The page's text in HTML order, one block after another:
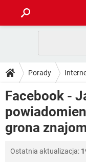
GRY
SPOTIFY
INSTAGRAM
WINDOWS 10
PORADY
PlayStation
GRY
INSTAGRAM
WINDOWS 10
DO POBRANIA
ANDROID
GRY
FORUM
COVID-19
GRY
Porady
Facebook -
grona
Ostatnia aktualizacja: